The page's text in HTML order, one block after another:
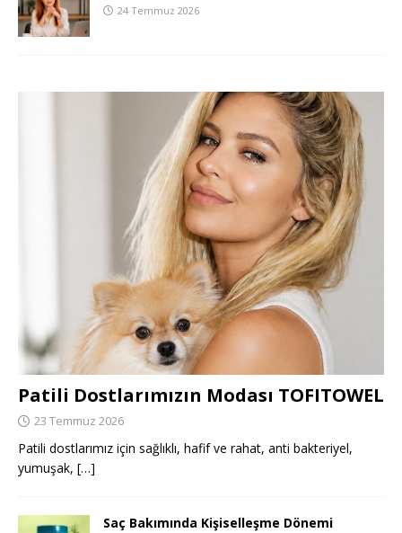
24 Temmuz 2026
Patili Dostlarımızın Modası TOFITOWEL
23 Temmuz 2026
Patili dostlarımız için sağlıklı, hafif ve rahat, anti bakteriyel,
yumuşak, […]
Saç Bakımında Kişiselleşme Dönemi